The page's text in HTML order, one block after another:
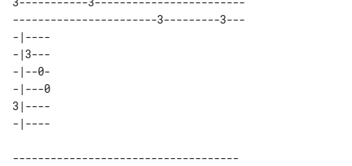
-----------------------3---------3---
-|----
-|3---
-|--0-
-|---0
3|----
------------------------------------